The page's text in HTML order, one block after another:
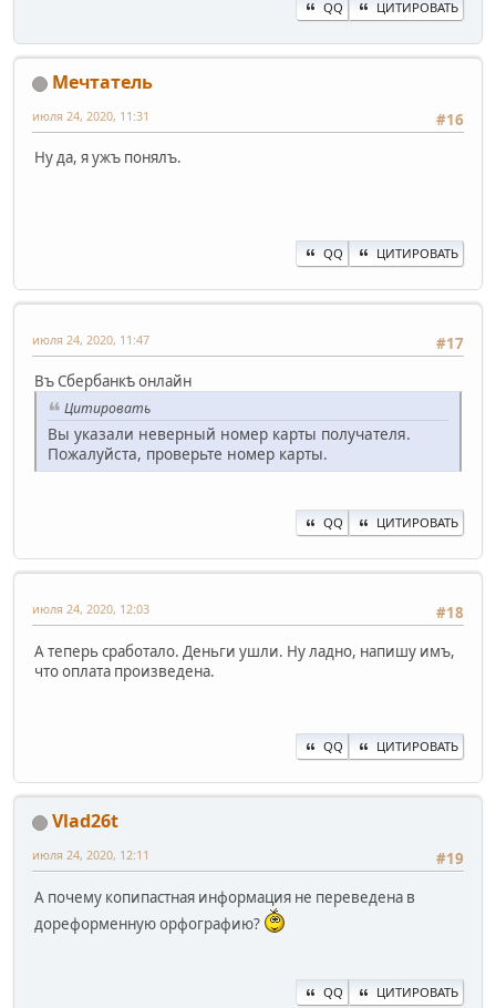
QQ ЦИТИРОВАТЬ
Мечтатель
#16
июля 24, 2020, 11:31
Ну да, я ужъ понялъ.
QQ ЦИТИРОВАТЬ
#17
июля 24, 2020, 11:47
Въ Сбербанкѣ онлайн
Цитировать
Вы указали неверный номер карты получателя.
Пожалуйста, проверьте номер карты.
QQ ЦИТИРОВАТЬ
#18
июля 24, 2020, 12:03
А теперь сработало. Деньги ушли. Ну ладно, напишу имъ,
что оплата произведена.
QQ ЦИТИРОВАТЬ
Vlad26t
#19
июля 24, 2020, 12:11
А почему копипастная информация не переведена в
дореформенную орфографию?
QQ ЦИТИРОВАТЬ